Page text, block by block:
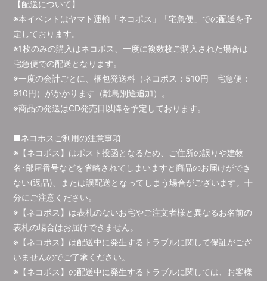
【配送について】
※本イベントはヤマト運輸「ネコポス」「宅急便」での配送を予
定しております。
※1枚のみの購入はネコポス、一度に複数枚ご購入された場合は
宅急便での配送となります。
※一度の会計ごとに、梱包発送料（ネコポス：510円 宅急便：
910円）がかかります（離島別途追加）。
※商品の発送はCD発売日以降を予定しております。
■ネコポスご利用の注意事項
※【ネコポス】はポスト投函となるため、ご住所の誤りや建物
名･部屋番号などを省略されてしまいますと商品のお届けができ
ない(返品)、または誤配送となってしまう場合がございます。十
分にご注意ください。
※【ネコポス】は表札のないお宅やご注文者様と異なるお名前の
表札の場合はお届けできません。
※【ネコポス】は配送中に発生するトラブルに関して保証がござ
いませんのでご了承ください。
※【ネコポス】の配送中に発生するトラブルに関しては、お客様